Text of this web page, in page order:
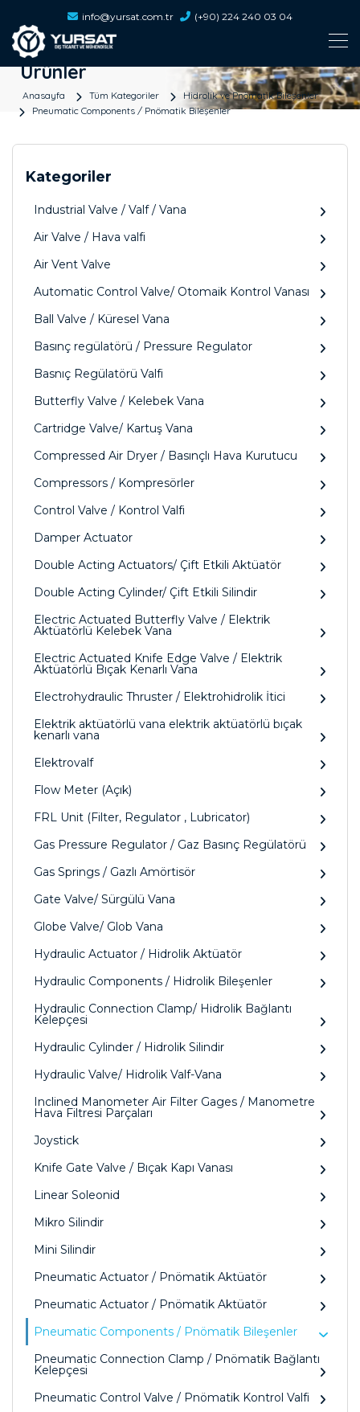
info@yursat.com.tr (+90) 224 240 03 04
Ürünler
Anasayfa Tüm Kategoriler
Hidrolik ve Pnömatik Bileşenler
Pneumatic Components / Pnömatik Bileşenler
Kategoriler
Industrial Valve / Valf / Vana
Air Valve / Hava valfi
Air Vent Valve
Automatic Control Valve/ Otomaik Kontrol Vanası
Ball Valve / Küresel Vana
Basınç regülatörü / Pressure Regulator
Basnıç Regülatörü Valfi
Butterfly Valve / Kelebek Vana
Cartridge Valve/ Kartuş Vana
Compressed Air Dryer / Basınçlı Hava Kurutucu
Compressors / Kompresörler
Control Valve / Kontrol Valfi
Damper Actuator
Double Acting Actuators/ Çift Etkili Aktüatör
Double Acting Cylinder/ Çift Etkili Silindir
Electric Actuated Butterfly Valve / Elektrik
Aktüatörlü Kelebek Vana
Electric Actuated Knife Edge Valve / Elektrik
Aktüatörlü Bıçak Kenarlı Vana
Electrohydraulic Thruster / Elektrohidrolik İtici
Elektrik aktüatörlü vana elektrik aktüatörlü bıçak
kenarlı vana
Elektrovalf
Flow Meter (Açık)
FRL Unit (Filter, Regulator , Lubricator)
Gas Pressure Regulator / Gaz Basınç Regülatörü
Gas Springs / Gazlı Amörtisör
Gate Valve/ Sürgülü Vana
Globe Valve/ Glob Vana
Hydraulic Actuator / Hidrolik Aktüatör
Hydraulic Components / Hidrolik Bileşenler
Hydraulic Connection Clamp/ Hidrolik Bağlantı
Kelepçesi
Hydraulic Cylinder / Hidrolik Silindir
Hydraulic Valve/ Hidrolik Valf-Vana
Inclined Manometer Air Filter Gages / Manometre
Hava Filtresi Parçaları
Joystick
Knife Gate Valve / Bıçak Kapı Vanası
Linear Soleonid
Mikro Silindir
Mini Silindir
Pneumatic Actuator / Pnömatik Aktüatör
Pneumatic Actuator / Pnömatik Aktüatör
Pneumatic Components / Pnömatik Bileşenler
Pneumatic Connection Clamp / Pnömatik Bağlantı
Kelepçesi
Pneumatic Control Valve / Pnömatik Kontrol Valfi